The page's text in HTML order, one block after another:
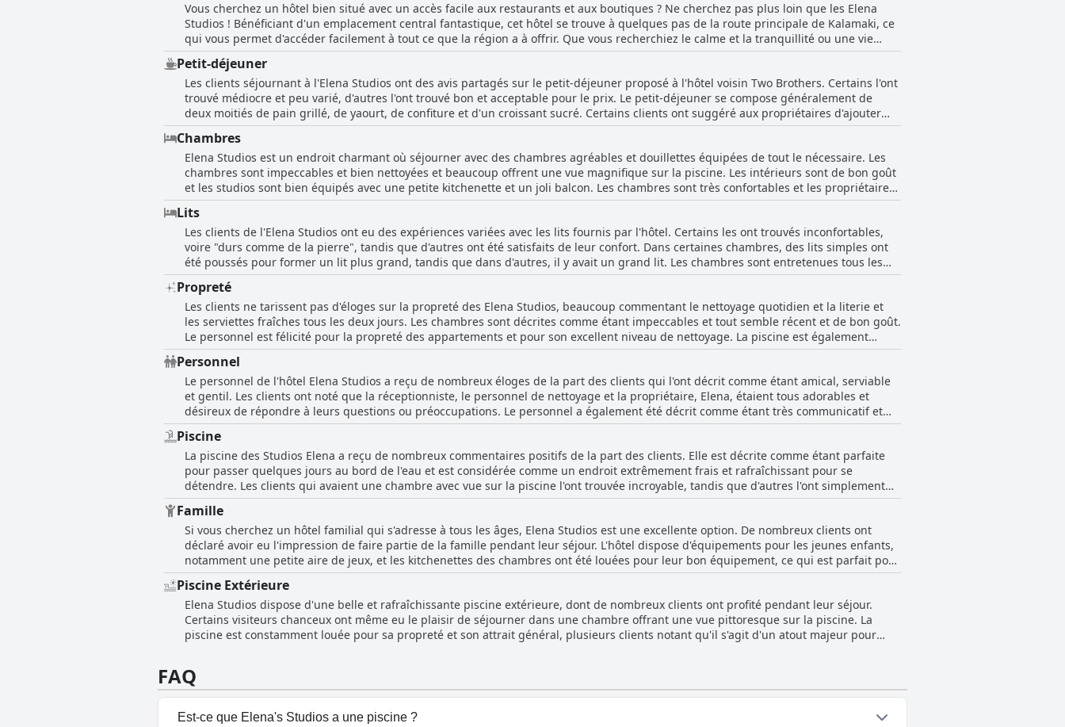
Vous cherchez un hôtel bien situé avec un accès facile aux restaurants et aux boutiques ? Ne cherchez pas plus loin que les Elena
Studios ! Bénéficiant d'un emplacement central fantastique, cet hôtel se trouve à quelques pas de la route principale de Kalamaki, ce
qui vous permet d'accéder facilement à tout ce que la région a à offrir. Que vous recherchiez le calme et la tranquillité ou une vie
nocturne animée, l'Elena Studios est le lieu de séjour idéal. Avec des chambres propres et calmes et un personnel accueillant, vous
vous sentirez comme chez vous dès votre arrivée. Alors, pourquoi attendre ? Réservez votre séjour à l'Elena Studios dès aujourd'hui et
commencez à explorer le meilleur de Zante !
Petit-déjeuner
Les clients séjournant à l'Elena Studios ont des avis partagés sur le petit-déjeuner proposé à l'hôtel voisin Two Brothers. Certains l'ont
trouvé médiocre et peu varié, d'autres l'ont trouvé bon et acceptable pour le prix. Le petit-déjeuner se compose généralement de
deux moitiés de pain grillé, de yaourt, de confiture et d'un croissant sucré. Certains clients ont suggéré aux propriétaires d'ajouter
plus d'options et de changer le menu tous les jours. Malgré les avis mitigés, les clients ont apprécié la qualité générale et l'ambiance
de l'hôtel, ainsi que l'atmosphère de l'île grecque.
Chambres
Elena Studios est un endroit charmant où séjourner avec des chambres agréables et douillettes équipées de tout le nécessaire. Les
chambres sont impeccables et bien nettoyées et beaucoup offrent une vue magnifique sur la piscine. Les intérieurs sont de bon goût
et les studios sont bien équipés avec une petite kitchenette et un joli balcon. Les chambres sont très confortables et les propriétaires
les gardent très propres. Cependant, certains clients ont trouvé les lits légèrement inconfortables avec des matelas minces et usés.
L'unité de climatisation était bruyante et stratégiquement située au-dessus du lit, mais certains clients ont préféré dormir avec la
porte du balcon ouverte. La kitchenette était petite et manquait d'équipements de base, mais le réfrigérateur était efficace et propre.
Malgré quelques défauts mineurs, les chambres de l'Elena Studios sont belles, propres et valent le prix. L'emplacement est
également excellent, central mais tranquille.
Lits
Les clients de l'Elena Studios ont eu des expériences variées avec les lits fournis par l'hôtel. Certains les ont trouvés inconfortables,
voire "durs comme de la pierre", tandis que d'autres ont été satisfaits de leur confort. Dans certaines chambres, des lits simples ont
été poussés pour former un lit plus grand, tandis que dans d'autres, il y avait un grand lit. Les chambres sont entretenues tous les
jours avec des draps propres et des lits faits. Quelques clients ont trouvé les matelas un peu trop durs à leur goût, mais dans
l'ensemble, les lits étaient confortables et ont permis à la plupart d'entre eux de passer une bonne nuit de sommeil.
Propreté
Les clients ne tarissent pas d'éloges sur la propreté des Elena Studios, beaucoup commentant le nettoyage quotidien et la literie et
les serviettes fraîches tous les deux jours. Les chambres sont décrites comme étant impeccables et tout semble récent et de bon goût.
Le personnel est félicité pour la propreté des appartements et pour son excellent niveau de nettoyage. La piscine est également
décrite comme incroyablement propre. Il y a quelques commentaires négatifs, certains clients ayant eu des problèmes avec le
nettoyage et le changement de linge, mais dans l'ensemble la propreté de l'hôtel est très appréciée.
Personnel
Le personnel de l'hôtel Elena Studios a reçu de nombreux éloges de la part des clients qui l'ont décrit comme étant amical, serviable
et gentil. Les clients ont noté que la réceptionniste, le personnel de nettoyage et la propriétaire, Elena, étaient tous adorables et
désireux de répondre à leurs questions ou préoccupations. Le personnel a également été décrit comme étant très communicatif et
soucieux du confort des clients. Malgré quelques incidents isolés où certains clients ont trouvé certains membres du personnel
moins réactifs, l'écrasante majorité des clients ont trouvé le personnel fantastique et beaucoup se sont surpassés pour assurer un
séjour agréable. En outre, l'emplacement de l'hôtel, la propreté et la belle piscine ont également été notés comme des points positifs.
Piscine
La piscine des Studios Elena a reçu de nombreux commentaires positifs de la part des clients. Elle est décrite comme étant parfaite
pour passer quelques jours au bord de l'eau et est considérée comme un endroit extrêmement frais et rafraîchissant pour se
détendre. Les clients qui avaient une chambre avec vue sur la piscine l'ont trouvée incroyable, tandis que d'autres l'ont simplement
décrite comme agréable, propre et un plus. Bien que la piscine ferme à 19h00, de nombreux clients ont apprécié l'espace piscine et
certains ont mentionné l'accès à la piscine voisine comme un atout supplémentaire. La piscine est également décrite comme une
oasis de paix et de grande taille. Des chaises longues et des parasols sont à la disposition des clients. Il y a deux piscines disponibles
pour les clients, bien qu'un commentaire mentionne qu'ils partagent la même piscine avec deux autres complexes de studios.
Certains commentaires mentionnent spécifiquement la propreté des chambres et les mesures antiseptiques prises par l'hôtel. Dans
l'ensemble, la piscine des Elena Studios est un bel espace pour se détendre et se rafraîchir pendant les vacances.
Famille
Si vous cherchez un hôtel familial qui s'adresse à tous les âges, Elena Studios est une excellente option. De nombreux clients ont
déclaré avoir eu l'impression de faire partie de la famille pendant leur séjour. L'hôtel dispose d'équipements pour les jeunes enfants,
notamment une petite aire de jeux, et les kitchenettes des chambres ont été louées pour leur bon équipement, ce qui est parfait pour
les familles avec des bébés. L'emplacement de l'hôtel a également été noté comme étant à la fois calme et proche d'une route
principale. Bien qu'un critique ait noté qu'il n'y avait pas d'activités spécifiques pour les enfants, le consensus général était positif
pour les familles voyageant avec des enfants. De plus, certains clients ont noté qu'ils ont pu quitter l'hôtel plus tard, ce qui leur a
laissé plus de temps pour profiter de leurs vacances en famille.
Piscine Extérieure
Elena Studios dispose d'une belle et rafraîchissante piscine extérieure, dont de nombreux clients ont profité pendant leur séjour.
Certains visiteurs chanceux ont même eu le plaisir de séjourner dans une chambre offrant une vue pittoresque sur la piscine. La
piscine est constamment louée pour sa propreté et son attrait général, plusieurs clients notant qu'il s'agit d'un atout majeur pour
précoce pour une atmosphère plus calme. De plus, la piscine de l'hôtel et les jardins environnants ont été décrits comme beaux et
bien entretenus. Dans l'ensemble, la piscine des Elena Studios est un point fort pour de nombreux clients à la recherche d'un lieu de
vacances rafraîchissant et agréable.
FAQ
Est-ce que Elena's Studios a une piscine ?